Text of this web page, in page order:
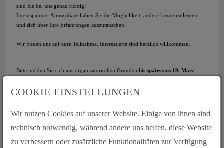
sind Sie bei uns genau richtig!
In entspannter Atmosphäre haben Sie die Möglichkeit, andere kennenzulernen
und sich über Ihre Erfahrungen auszutauschen.
Wir freuen uns auf eure Teilnahme, Interessierte sind herzlich willkommen.
Bitte melden Sie sich aus organisatorischen Gründen bis spätestens 19. März
E-Mail: andreas.mueller(at)lebertransplantation.de
COOKIE EINSTELLUNGEN
Wir nutzen Cookies auf unserer Website. Einige von ihnen sind
technisch notwendig, während andere uns helfen, diese Website
zu verbessern oder zusätzliche Funktionalitäten zur Verfügung